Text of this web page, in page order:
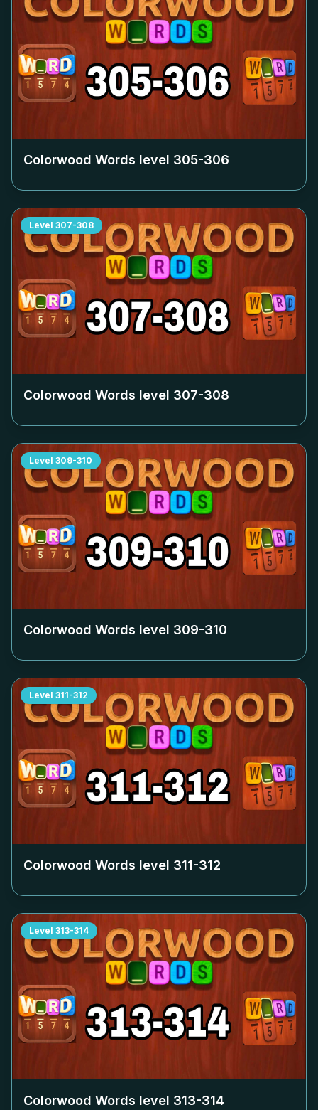
Colorwood Words level 305-306
Level 307-308
Colorwood Words level 307-308
Level 309-310
Colorwood Words level 309-310
Level 311-312
Colorwood Words level 311-312
Level 313-314
Colorwood Words level 313-314